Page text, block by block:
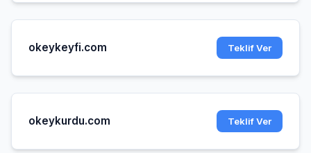
okeykeyfi.com Teklif Ver
okeykurdu.com Teklif Ver